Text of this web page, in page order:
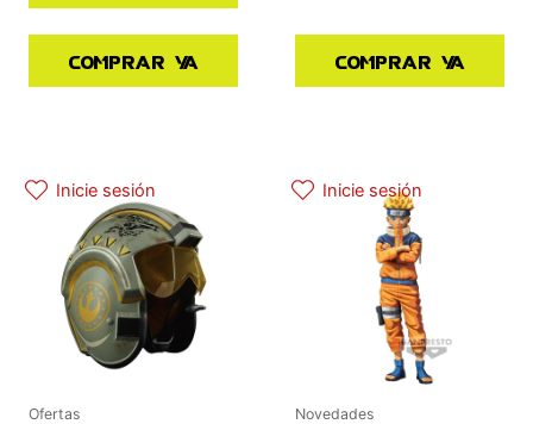
Comprar ya Comprar ya
Inicie sesión
Ofertas
Inicie sesión
Novedades